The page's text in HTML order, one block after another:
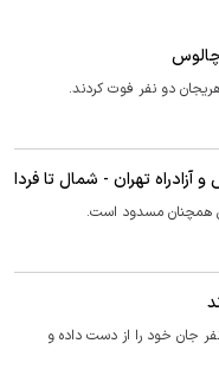
دو نفر فوت کردند.
تهران - شمال تا فردا
همچنان مسدود است.
ریزش کوه در جنوب غربی چین دست کم ۱۴ نفر جان خود را از دست داده و